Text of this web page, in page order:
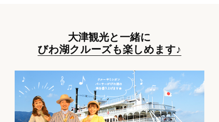
大津観光と一緒に
びわ湖クルーズも楽しめます♪